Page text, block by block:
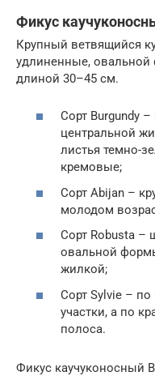
Фикус
Крупный ветвящийся
удлиненные,
длиной 30–45 см.
Сорт Burgundy
центральной
листья темно-
кремовые;
Сорт Abijan –
молодом
Сорт Robusta –
овальной
жилкой;
Сорт Sylvie – по
участки, а по
полоса.
Фикус каучуконосный